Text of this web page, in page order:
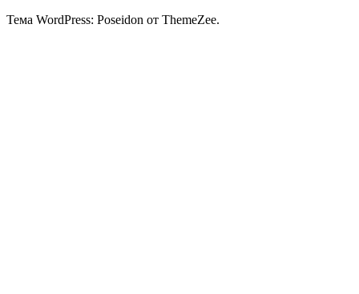
Тема WordPress: Poseidon от ThemeZee.